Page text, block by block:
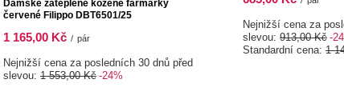
Dámské zateplené kožené farmářky
červené Filippo DBT6501/25
1 165,00 Kč / pár
Nejnižší cena za posledních 30 dnů před
slevou: 1 553,00 Kč -24%
Nejnižší cena za
slevou: 913,00 Kč -
Standardní cena: 1